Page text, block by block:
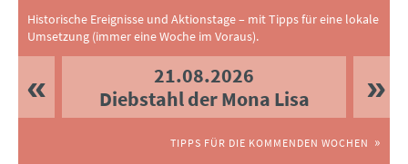
Historische Ereignisse und Aktionstage – mit Tipps für eine lokale
Umsetzung (immer eine Woche im Voraus).
21.08.2026
Diebstahl der Mona Lisa
TIPPS FÜR DIE KOMMENDEN WOCHEN